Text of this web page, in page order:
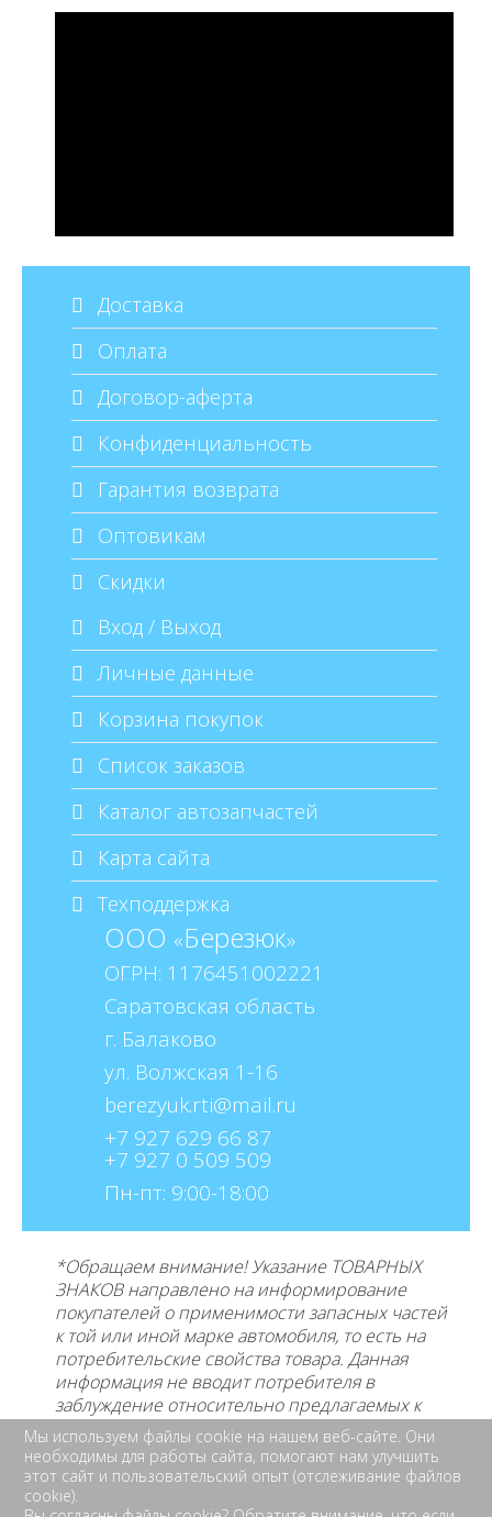
Доставка
Оплата
Договор-аферта
Конфиденциальность
Гарантия возврата
Оптовикам
Скидки
Вход / Выход
Личные данные
Корзина покупок
Список заказов
Каталог автозапчастей
Карта сайта
Техподдержка
ООО «Березюк»
ОГРН: 1176451002221
Саратовская область
г. Балаково
ул. Волжская 1-16
+7 927 629 66 87
+7 927 0 509 509
Пн-пт: 9:00-18:00
*Обращаем внимание! Указание ТОВАРНЫХ
ЗНАКОВ направлено на информирование
покупателей о применимости запасных частей
к той или иной марке автомобиля, то есть на
потребительские свойства товара. Данная
информация не вводит потребителя в
заблуждение относительно предлагаемых к
продаже товаров и егопроизводителе, не
нарушает права правообладателей указанных
товарных знаков. Требование предоставлять
покупателю необходимую и достоверную
Мы используем файлы cookie на нашем веб-сайте. Они
необходимы для работы сайта, помогают нам улучшить
этот сайт и пользовательский опыт (отслеживание файлов
cookie).